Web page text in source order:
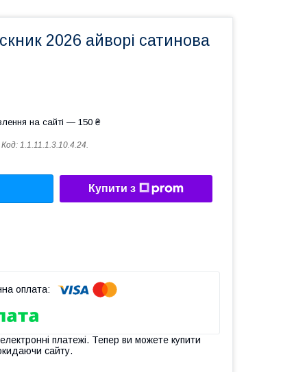
2026 айворі сатинова
на сайті — 150 ₴
Код: 1.1.11.1.3.10.4.24.
Купити з
платежі. Тепер ви можете купити
сайту.